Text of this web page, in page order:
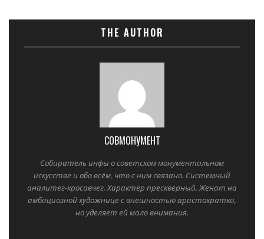
THE AUTHOR
СОВМОНУМЕНТ
Собиратель инфы о советском монументальном
искусстве и обо всём, что с ним связано. Системный
аналитег-кросавчег. Характер прескверный. Женат на
амбициозной художнице с внешностью аристократки,
но уделяет ей мало внимания.